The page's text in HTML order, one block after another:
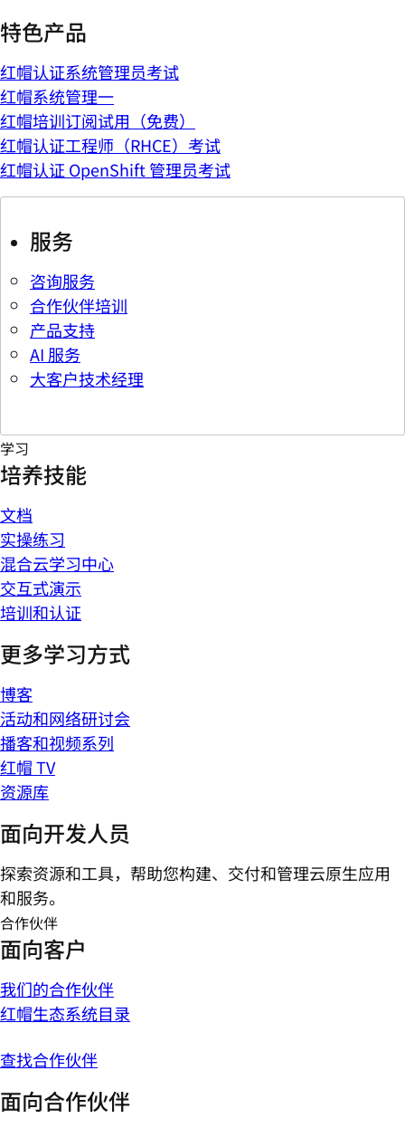
特色产品
红帽认证系统管理员考试
红帽系统管理一
红帽培训订阅试用（免费）
红帽认证工程师（RHCE）考试
红帽认证 OpenShift 管理员考试
服务
咨询服务
合作伙伴培训
产品支持
AI 服务
大客户技术经理
学习
培养技能
文档
实操练习
混合云学习中心
交互式演示
培训和认证
更多学习方式
博客
活动和网络研讨会
播客和视频系列
红帽 TV
资源库
面向开发人员
探索资源和工具，帮助您构建、交付和管理云原生应用
和服务。
合作伙伴
面向客户
我们的合作伙伴
红帽生态系统目录
查找合作伙伴
面向合作伙伴